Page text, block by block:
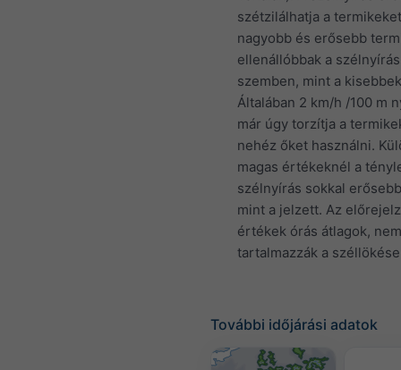
szétzilálhatja a
nagyobb és erősebb
ellenállóbbak a
szemben, mint a
Általában 2 km/h /100 m
már úgy torzítja a
nehéz őket használni.
magas értékeknél a
szélnyírás sokkal
mint a jelzett. Az
értékek órás átlagok, nem
tartalmazzák a
További időjárási adatok